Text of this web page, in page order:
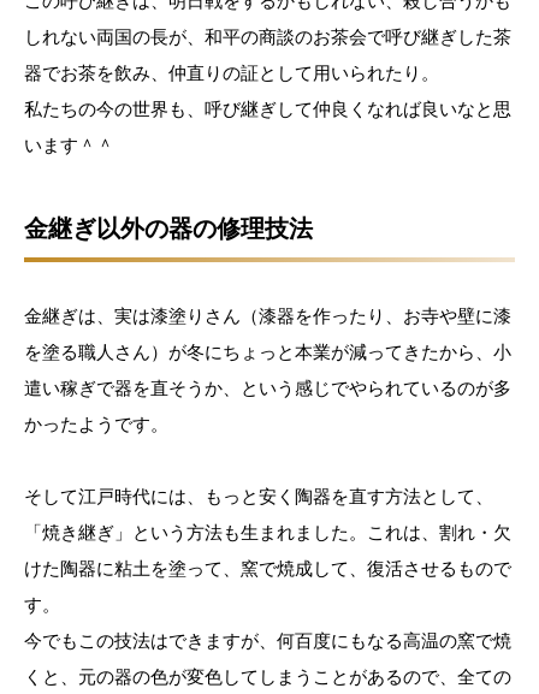
しれない両国の長が、和平の商談のお茶会で呼び継ぎした茶
器でお茶を飲み、仲直りの証として用いられたり。
私たちの今の世界も、呼び継ぎして仲良くなれば良いなと思
います＾＾
金継ぎ以外の器の修理技法
金継ぎは、実は漆塗りさん（漆器を作ったり、お寺や壁に漆
を塗る職人さん）が冬にちょっと本業が減ってきたから、小
遣い稼ぎで器を直そうか、という感じでやられているのが多
かったようです。
そして江戸時代には、もっと安く陶器を直す方法として、
「焼き継ぎ」という方法も生まれました。これは、割れ・欠
けた陶器に粘土を塗って、窯で焼成して、復活させるもので
す。
今でもこの技法はできますが、何百度にもなる高温の窯で焼
くと、元の器の色が変色してしまうことがあるので、全ての